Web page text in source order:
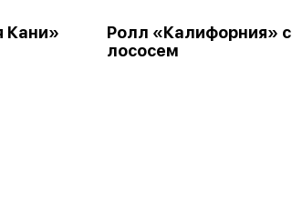
Кани»
Ролл «Калифорния» с
лососем